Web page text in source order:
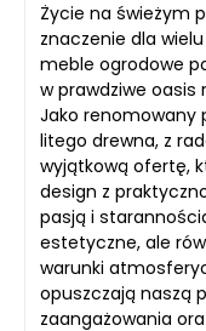
Życie na świeżym
znaczenie dla
meble ogrodowe
w prawdziwe oasis
Jako renomowany
litego drewna, z
wyjątkową ofertę,
design z
pasją i
estetyczne, ale
warunki
opuszczają naszą
zaangażowania